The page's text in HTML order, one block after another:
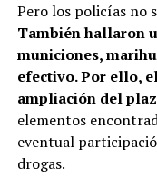
Pero los policías no
También hallaron
municiones,
efectivo. Por ello,
ampliación del
elementos
eventual
drogas.